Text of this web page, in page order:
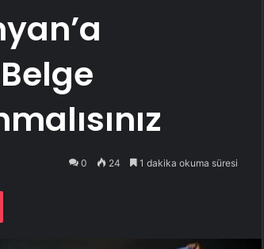
0 24 1 dakika okuma süresi
Pocket